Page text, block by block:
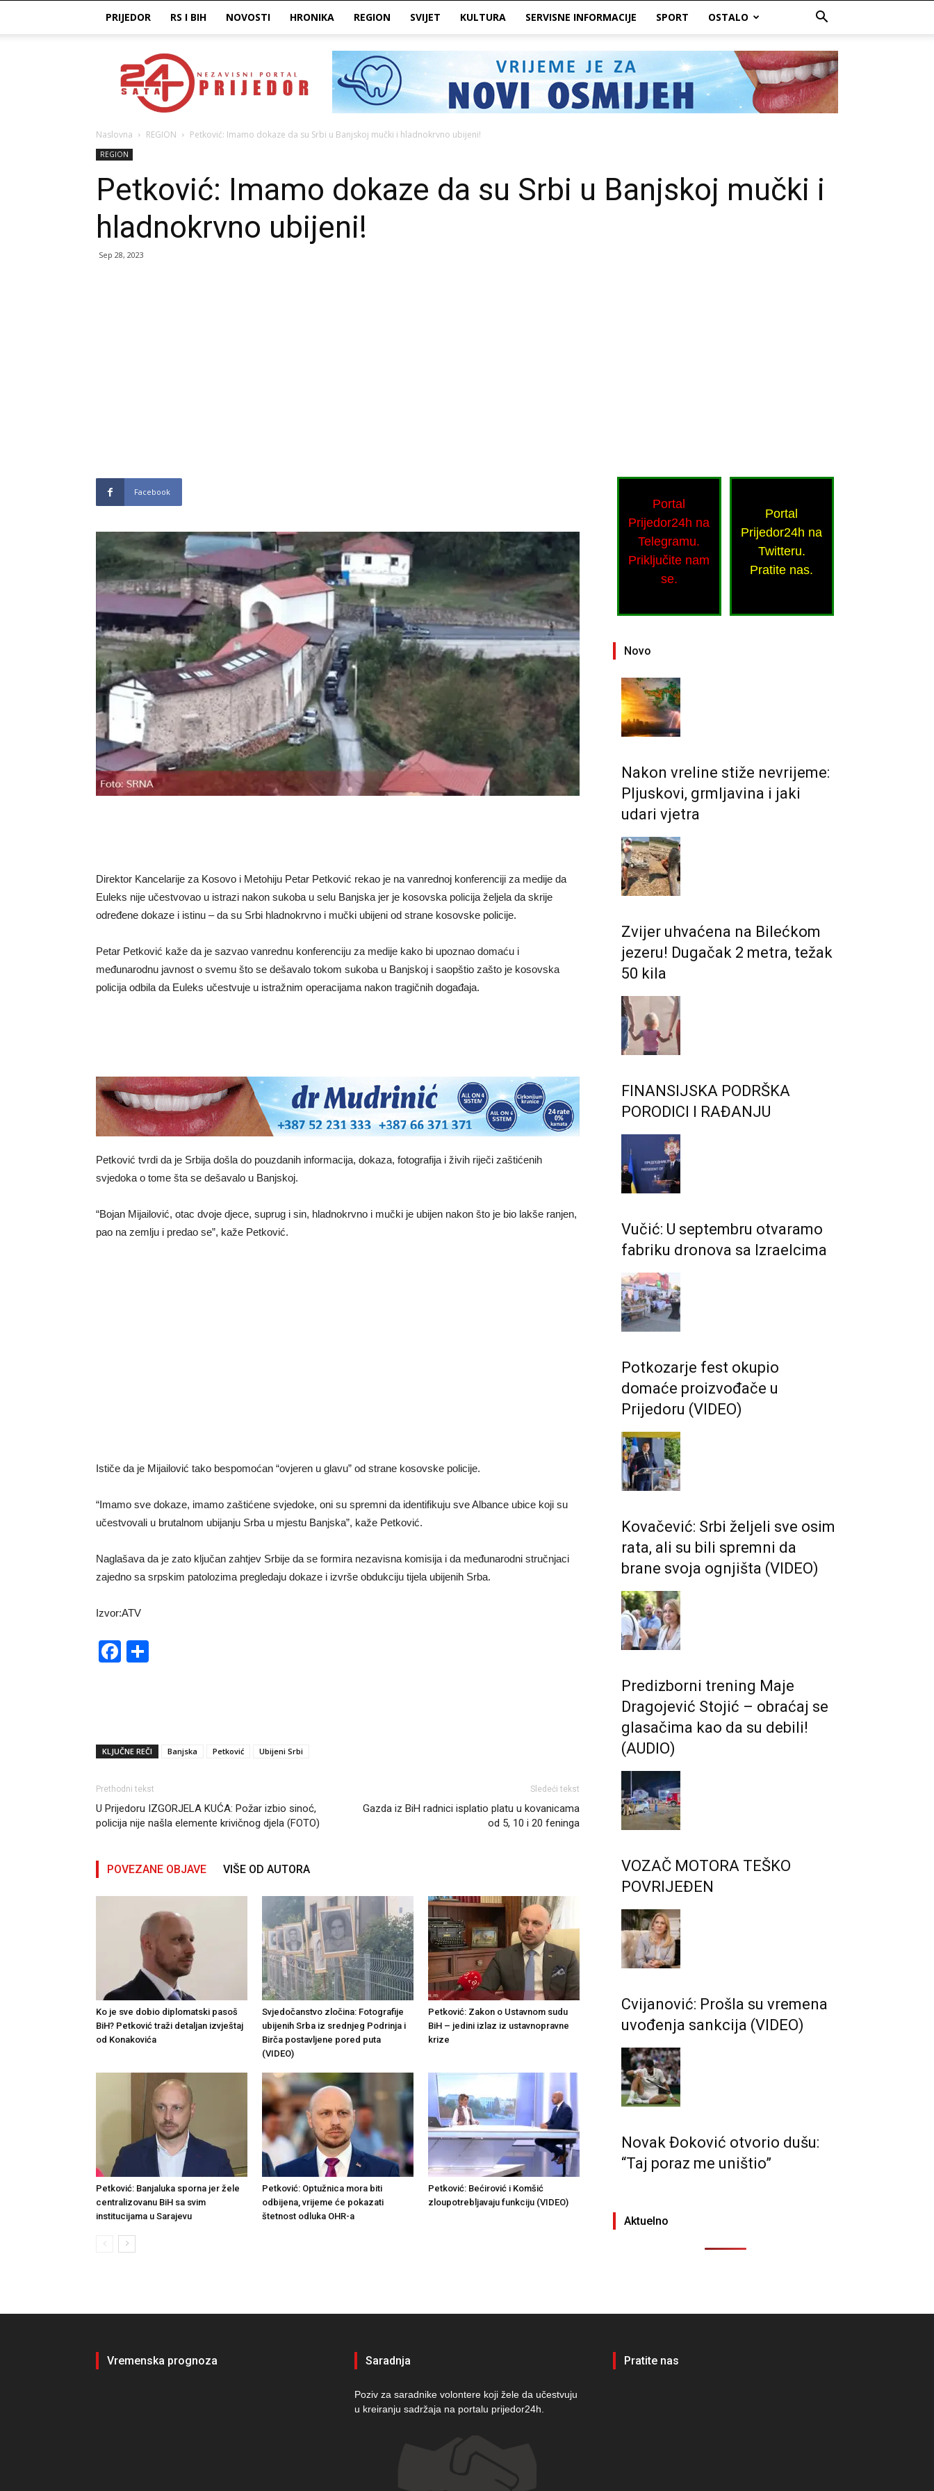
PRIJEDOR RS I BIH NOVOSTI HRONIKA REGION SVIJET KULTURA SERVISNE INFORMACIJE SPORT OSTALO
Prijedor24H
Naslovna REGION Petković: Imamo dokaze da su Srbi u Banjskoj mučki i hladnokrvno ubijeni!
REGION
Petković: Imamo dokaze da su Srbi u Banjskoj mučki i
hladnokrvno ubijeni!
Sep 28, 2023
Facebook
Direktor Kancelarije za Kosovo i Metohiju Petar Petković rekao je na vanrednoj konferenciji za medije da
Еuleks nije učestvovao u istrazi nakon sukoba u selu Banjska jer je kosovska policija željela da skrije
određene dokaze i istinu – da su Srbi hladnokrvno i mučki ubijeni od strane kosovske policije.
Petar Petković kaže da je sazvao vanrednu konferenciju za medije kako bi upoznao domaću i
međunarodnu javnost o svemu što se dešavalo tokom sukoba u Banjskoj i saopštio zašto je kosovska
policija odbila da Еuleks učestvuje u istražnim operacijama nakon tragičnih događaja.
Petković tvrdi da je Srbija došla do pouzdanih informacija, dokaza, fotografija i živih riječi zaštićenih
svjedoka o tome šta se dešavalo u Banjskoj.
“Bojan Mijailović, otac dvoje djece, suprug i sin, hladnokrvno i mučki je ubijen nakon što je bio lakše ranjen,
pao na zemlju i predao se”, kaže Petković.
Ističe da je Mijailović tako bespomoćan “ovjeren u glavu” od strane kosovske policije.
“Imamo sve dokaze, imamo zaštićene svjedoke, oni su spremni da identifikuju sve Albance ubice koji su
učestvovali u brutalnom ubijanju Srba u mjestu Banjska”, kaže Petković.
Naglašava da je zato ključan zahtjev Srbije da se formira nezavisna komisija i da međunarodni stručnjaci
zajedno sa srpskim patolozima pregledaju dokaze i izvrše obdukciju tijela ubijenih Srba.
Izvor:ATV
Facebook
KLJUČNE REČI Banjska Petković Ubijeni Srbi
Prethodni tekst
U Prijedoru IZGORJELA KUĆA: Požar izbio sinoć,
policija nije našla elemente krivičnog djela (FOTO)
Sledeći tekst
Gazda iz BiH radnici isplatio platu u kovanicama
od 5, 10 i 20 feninga
POVEZANE OBJAVE VIŠE OD AUTORA
Ko je sve dobio diplomatski pasoš
BiH? Petković traži detaljan izvještaj
od Konakovića
Svjedočanstvo zločina: Fotografije
ubijenih Srba iz srednjeg Podrinja i
Birča postavljene pored puta
(VIDEO)
Petković: Zakon o Ustavnom sudu
BiH – jedini izlaz iz ustavnopravne
krize
Petković: Banjaluka sporna jer žele
centralizovanu BiH sa svim
institucijama u Sarajevu
Petković: Optužnica mora biti
odbijena, vrijeme će pokazati
štetnost odluka OHR-a
Petković: Bećirović i Komšić
zloupotrebljavaju funkciju (VIDEO)
Portal
Prijedor24h na
Telegramu.
Priključite nam
se.
Portal
Prijedor24h na
Twitteru.
Pratite nas.
Novo
Nakon vreline stiže nevrijeme:
Pljuskovi, grmljavina i jaki
udari vjetra
Zvijer uhvaćena na Bilećkom
jezeru! Dugačak 2 metra, težak
50 kila
FINANSIJSKA PODRŠKA
PORODICI I RAĐANJU
Vučić: U septembru otvaramo
fabriku dronova sa Izraelcima
Potkozarje fest okupio
domaće proizvođače u
Prijedoru (VIDEO)
Kovačević: Srbi željeli sve osim
rata, ali su bili spremni da
brane svoja ognjišta (VIDEO)
Predizborni trening Maje
Dragojević Stojić – obraćaj se
glasačima kao da su debili!
(AUDIO)
VOZAČ MOTORA TEŠKO
POVRIJEĐEN
Cvijanović: Prošla su vremena
uvođenja sankcija (VIDEO)
Novak Đoković otvorio dušu:
“Taj poraz me uništio”
Aktuelno
Vremenska prognoza Saradnja
Poziv za saradnike volontere koji žele da učestvuju
u kreiranju sadržaja na portalu prijedor24h.
Pratite nas